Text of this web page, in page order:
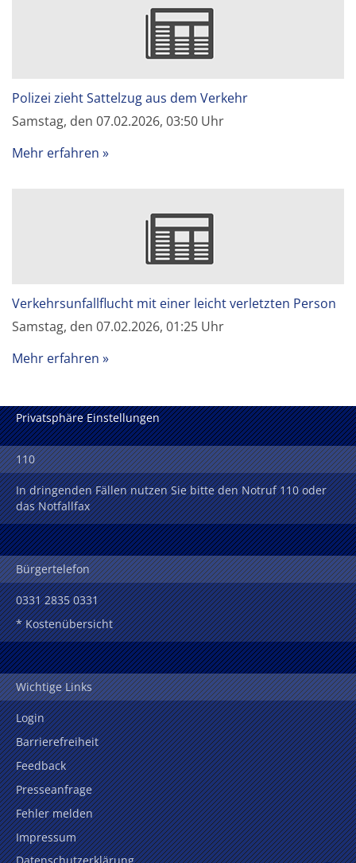
Polizei zieht Sattelzug aus dem Verkehr
Samstag, den 07.02.2026, 03:50 Uhr
Mehr erfahren
Verkehrsunfallflucht mit einer leicht verletzten Person
Samstag, den 07.02.2026, 01:25 Uhr
Mehr erfahren
Privatsphäre Einstellungen
110
In dringenden Fällen nutzen Sie bitte den Notruf 110 oder
das Notfallfax
Bürgertelefon
0331 2835 0331
* Kostenübersicht
Wichtige Links
Login
Barrierefreiheit
Feedback
Presseanfrage
Fehler melden
Impressum